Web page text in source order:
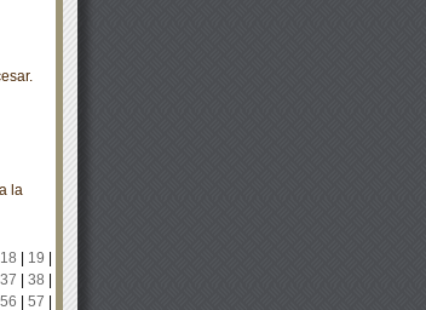
la
18 19
37 38
56 57